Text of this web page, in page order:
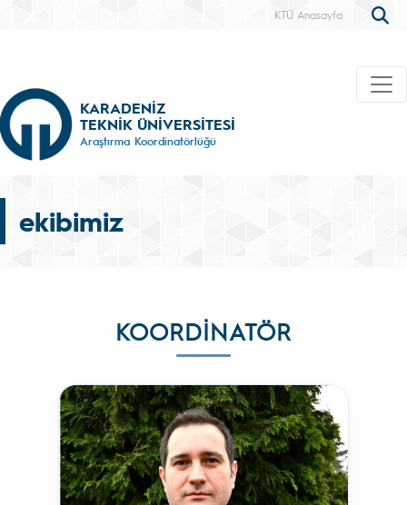
KTÜ Anasayfa
KARADENİZ
TEKNİK ÜNİVERSİTESİ
Araştırma Koordinatörlüğü
ekibimiz
KOORDINATÖR